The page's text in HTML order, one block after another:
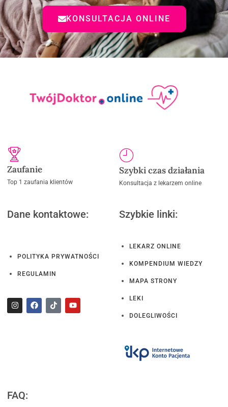
KONSULTACJA ONLINE
Zaufanie
Top 1 zaufania klientów
Szybki czas działania
Konsultacja z lekarzem online
Dane kontaktowe:
POLITYKA PRYWATNOŚCI
REGULAMIN
Szybkie linki:
LEKARZ ONLINE
KOMPENDIUM WIEDZY
MAPA STRONY
LEKI
DOLEGLIWOŚCI
FAQ: